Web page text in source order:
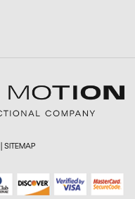
SITEMAP